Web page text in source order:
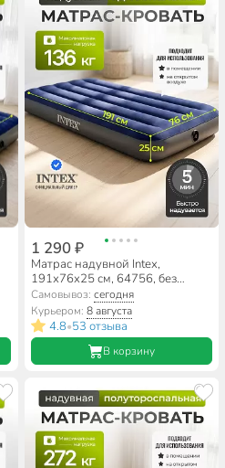
1 290 ₽
Матрас надувной Intex,
191х76х25 см, 64756, без
насоса, флокированный, 136 кг
Самовывоз: сегодня
Курьером: 8 августа
4.8•53 отзыва
В корзину